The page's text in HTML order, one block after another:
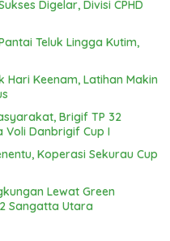
Digelar, Divisi CPHD
Teluk Lingga Kutim,
Hari Keenam, Latihan Makin
Brigif TP 32
Voli Danbrigif Cup I
Koperasi Sekurau Cup
Lewat Green
Sangatta Utara